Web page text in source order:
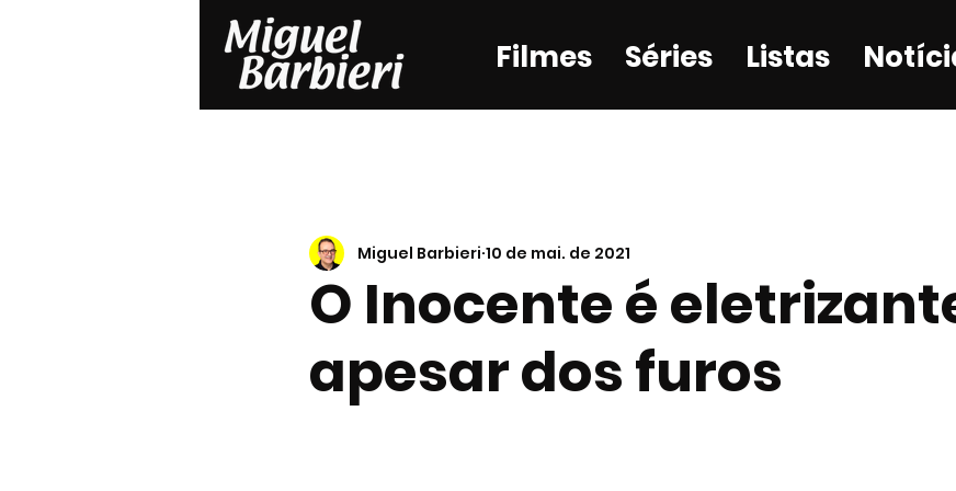
Filmes Séries Listas
O Inocente é
apesar dos furos
Miguel Barbieri 10 de mai. de 2021